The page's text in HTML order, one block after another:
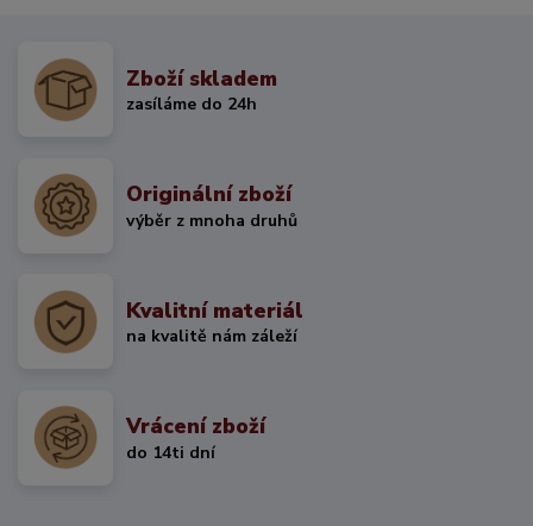
Zboží skladem
zasíláme do 24h
Originální zboží
výběr z mnoha druhů
Kvalitní materiál
na kvalitě nám záleží
Vrácení zboží
do 14ti dní